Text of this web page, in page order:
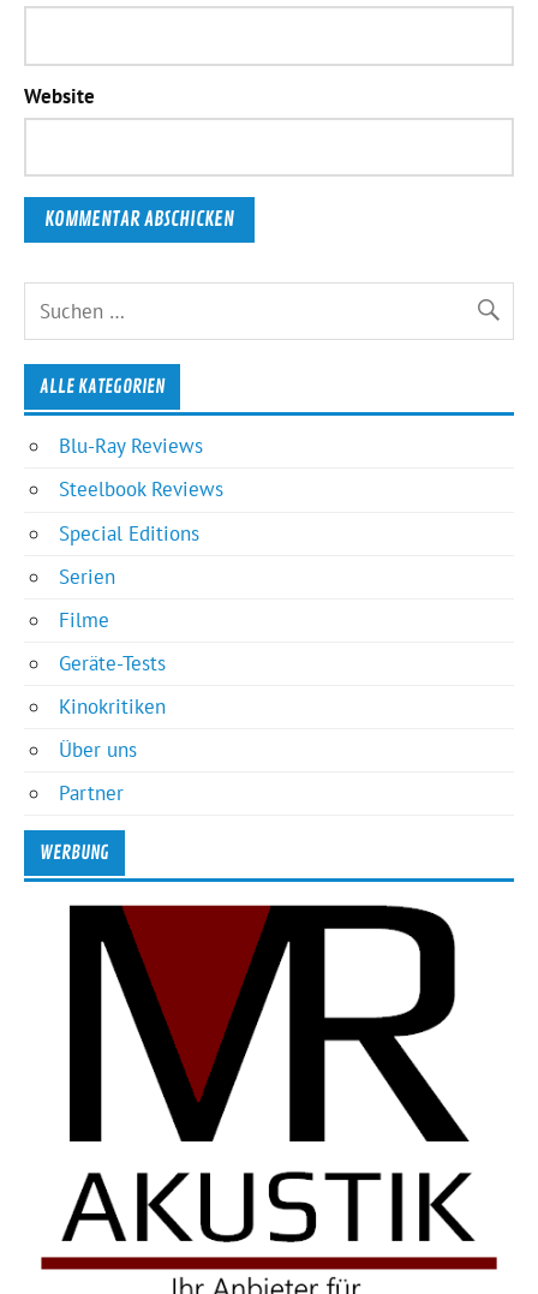
Website
ALLE KATEGORIEN
Blu-Ray Reviews
Steelbook Reviews
Special Editions
Serien
Filme
Geräte-Tests
Kinokritiken
Über uns
Partner
WERBUNG